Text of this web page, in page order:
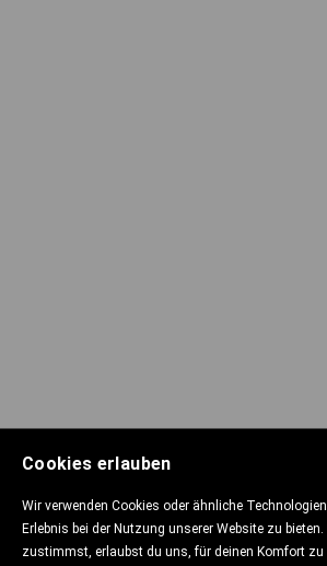
Cookies erlauben
Wir verwenden Cookies oder ähnliche
Erlebnis bei der Nutzung unserer Website zu
zustimmst, erlaubst du uns, für deinen Komfort zu